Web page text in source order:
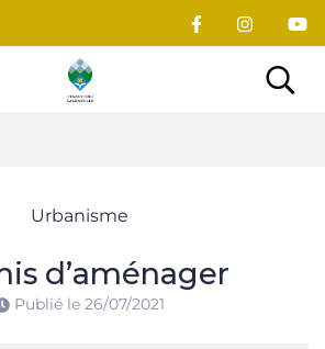
Site officiel du village
Urbanisme
d’aménager
Publié le 26/07/2021